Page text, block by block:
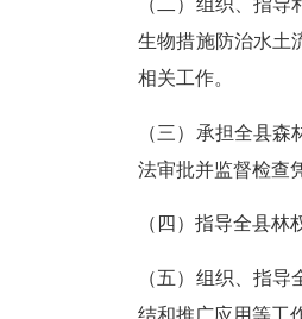
（二）组织、指
生物措施防治水土
相关工作。
（三）承担全县
法审批并监督检查
（四）指导全县
（五）组织、指
结和推广应用等工